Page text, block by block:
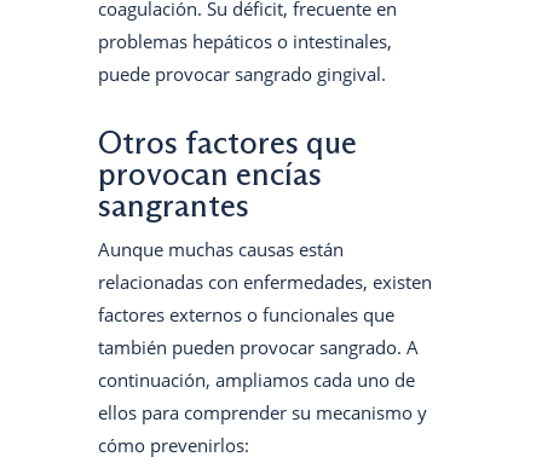
coagulación. Su déficit, frecuente en
problemas hepáticos o intestinales,
puede provocar sangrado gingival.
Otros factores que
provocan encías
sangrantes
Aunque muchas causas están
relacionadas con enfermedades, existen
factores externos o funcionales que
también pueden provocar sangrado. A
continuación, ampliamos cada uno de
ellos para comprender su mecanismo y
cómo prevenirlos: